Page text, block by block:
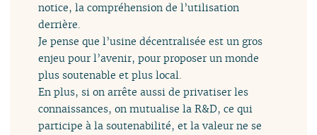
notice, la compréhension de l’utilisation
derrière.
Je pense que l’usine décentralisée est un gros
enjeu pour l’avenir, pour proposer un monde
plus soutenable et plus local.
En plus, si on arrête aussi de privatiser les
connaissances, on mutualise la R&D, ce qui
participe à la soutenabilité, et la valeur ne se